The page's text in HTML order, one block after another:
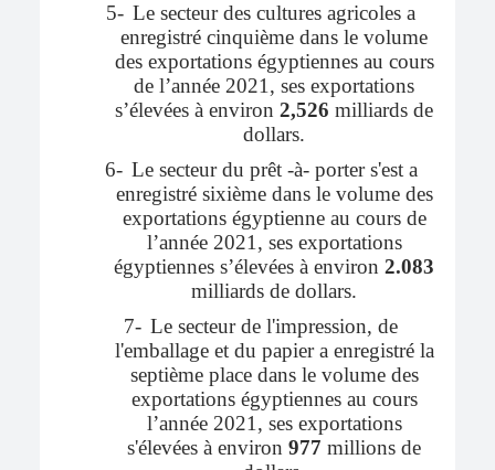
5- Le secteur des cultures agricoles a
enregistré cinquième dans le volume
des exportations égyptiennes au cours
de l’année 2021, ses exportations
s’élevées à environ 2,526 milliards de
dollars.
6- Le secteur du prêt -à- porter s'est a
enregistré sixième dans le volume des
exportations égyptienne au cours de
l’année 2021, ses exportations
égyptiennes s’élevées à environ 2.083
milliards de dollars.
7- Le secteur de l'impression, de
l'emballage et du papier a enregistré la
septième place dans le volume des
exportations égyptiennes au cours
l’année 2021, ses exportations
s'élevées à environ 977 millions de